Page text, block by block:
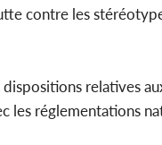
contre les
relatives
réglementations